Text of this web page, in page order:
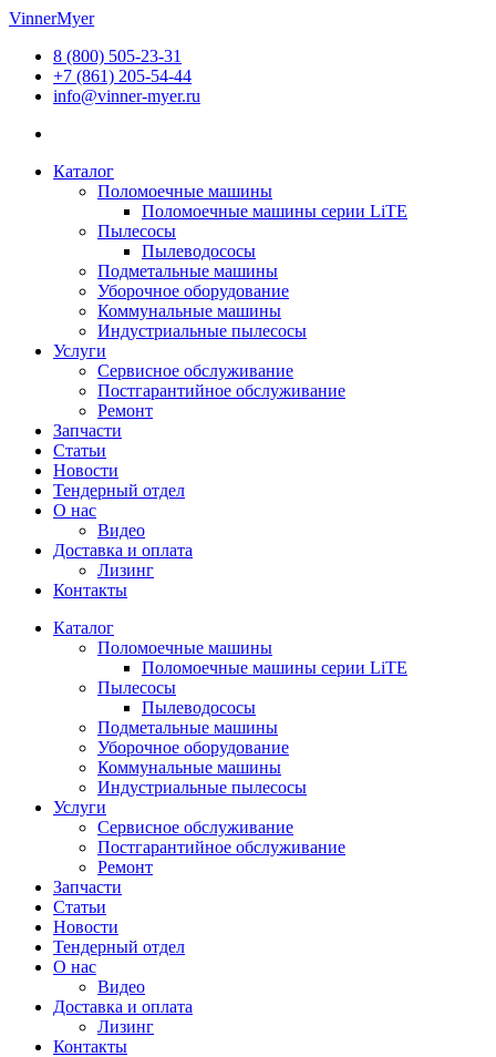
Перейти
содержимому
VinnerMyer
8 (800) 505-23-31
+7 (861) 205-54-44
info@vinner-myer.ru
Каталог
Поломоечные машины
Поломоечные машины серии LiTE
Пылесосы
Пылеводососы
Подметальные машины
Уборочное оборудование
Коммунальные машины
Индустриальные пылесосы
Услуги
Сервисное обслуживание
Постгарантийное обслуживание
Ремонт
Запчасти
Статьи
Новости
Тендерный отдел
О нас
Видео
Доставка и оплата
Лизинг
Контакты
Каталог
Поломоечные машины
Поломоечные машины серии LiTE
Пылесосы
Пылеводососы
Подметальные машины
Уборочное оборудование
Коммунальные машины
Индустриальные пылесосы
Услуги
Сервисное обслуживание
Постгарантийное обслуживание
Ремонт
Запчасти
Статьи
Новости
Тендерный отдел
О нас
Видео
Доставка и оплата
Лизинг
Контакты